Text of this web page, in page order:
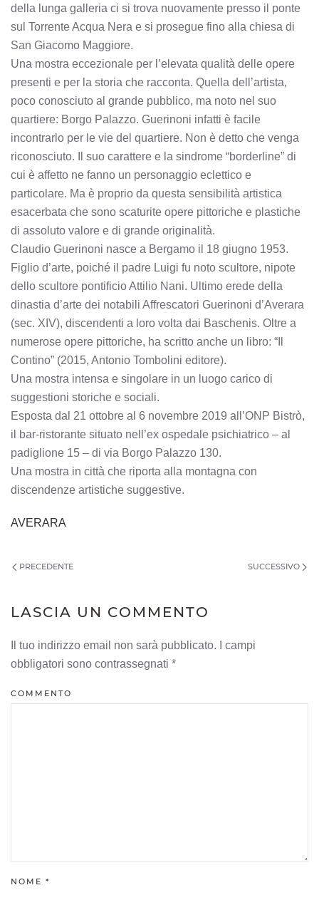
della lunga galleria ci si trova nuovamente presso il ponte
sul Torrente Acqua Nera e si prosegue fino alla chiesa di
San Giacomo Maggiore.
Una mostra eccezionale per l’elevata qualità delle opere
presenti e per la storia che racconta. Quella dell’artista,
poco conosciuto al grande pubblico, ma noto nel suo
quartiere: Borgo Palazzo. Guerinoni infatti è facile
incontrarlo per le vie del quartiere. Non è detto che venga
riconosciuto. Il suo carattere e la sindrome “borderline” di
cui è affetto ne fanno un personaggio eclettico e
particolare. Ma è proprio da questa sensibilità artistica
esacerbata che sono scaturite opere pittoriche e plastiche
di assoluto valore e di grande originalità.
Claudio Guerinoni nasce a Bergamo il 18 giugno 1953.
Figlio d’arte, poiché il padre Luigi fu noto scultore, nipote
dello scultore pontificio Attilio Nani. Ultimo erede della
dinastia d’arte dei notabili Affrescatori Guerinoni d’Averara
(sec. XIV), discendenti a loro volta dai Baschenis. Oltre a
numerose opere pittoriche, ha scritto anche un libro: “Il
Contino” (2015, Antonio Tombolini editore).
Una mostra intensa e singolare in un luogo carico di
suggestioni storiche e sociali.
Esposta dal 21 ottobre al 6 novembre 2019 all’ONP Bistrò,
il bar-ristorante situato nell’ex ospedale psichiatrico – al
padiglione 15 – di via Borgo Palazzo 130.
Una mostra in città che riporta alla montagna con
discendenze artistiche suggestive.
AVERARA
PRECEDENTE SUCCESSIVO
LASCIA UN COMMENTO
Il tuo indirizzo email non sarà pubblicato. I campi
obbligatori sono contrassegnati *
COMMENTO
NOME *